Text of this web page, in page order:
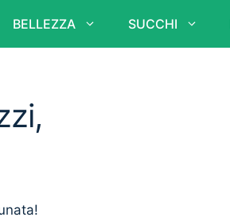
BELLEZZA SUCCHI